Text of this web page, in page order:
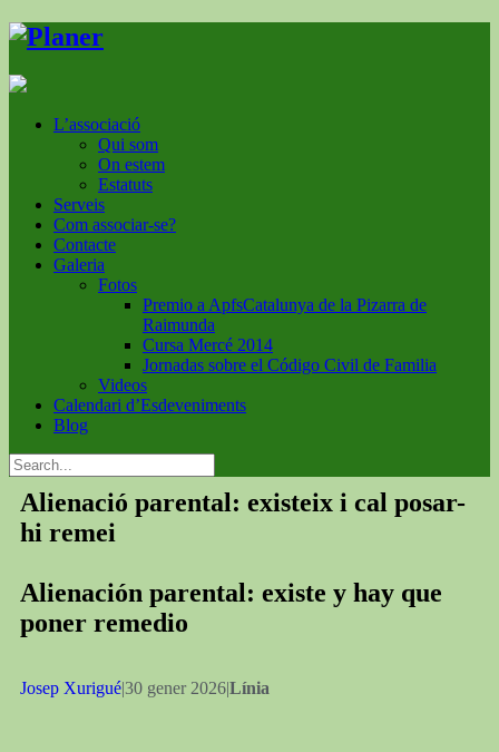
L’associació
Qui som
On estem
Estatuts
Serveis
Com associar-se?
Contacte
Galeria
Fotos
Premio a ApfsCatalunya de la Pizarra de
Raimunda
Cursa Mercé 2014
Jornadas sobre el Código Civil de Familia
Videos
Calendari d’Esdeveniments
Blog
Alienació parental: existeix i cal posar-
hi remei
Alienación parental: existe y hay que
poner remedio
Josep Xurigué|30 gener 2026|Línia